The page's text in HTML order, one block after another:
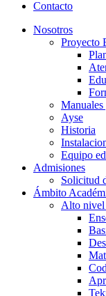
Contacto
Nosotros
Proyecto
Ayse
Historia
Equipo
Admisiones
Solicitud
Ámbito
Alto nivel